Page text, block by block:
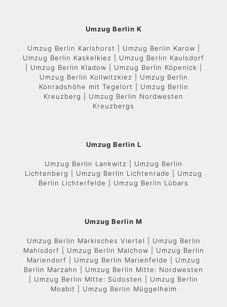
Umzug Berlin K
Umzug Berlin Karlshorst | Umzug Berlin Karow |
Umzug Berlin Kaskelkiez | Umzug Berlin Kaulsdorf
| Umzug Berlin Kladow | Umzug Berlin Köpenick |
Umzug Berlin Kollwitzkiez | Umzug Berlin
Konradshöhe mit Tegelort | Umzug Berlin
Kreuzberg | Umzug Berlin Nordwesten
Kreuzbergs
Umzug Berlin L
Umzug Berlin Lankwitz | Umzug Berlin
Lichtenberg | Umzug Berlin Lichtenrade | Umzug
Berlin Lichterfelde | Umzug Berlin Lübars
Umzug Berlin M
Umzug Berlin Märkisches Viertel | Umzug Berlin
Mahlsdorf | Umzug Berlin Malchow | Umzug Berlin
Mariendorf | Umzug Berlin Marienfelde | Umzug
Berlin Marzahn | Umzug Berlin Mitte: Nordwesten
| Umzug Berlin Mitte: Südosten | Umzug Berlin
Moabit | Umzug Berlin Müggelheim